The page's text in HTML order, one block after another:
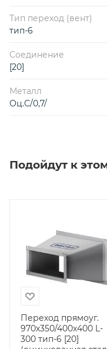
Тип переход (вент)
тип-6
Соединение
[20]
Металл
Оц.С/0,7/
Подойдут к
Переход прямоуг.
970х350/400х400 L-
300 тип-6 [20]